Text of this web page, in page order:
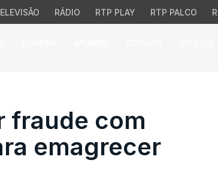
RÁDIO RTP PLAY RTP PALCO
com
fraude com
emagrecer